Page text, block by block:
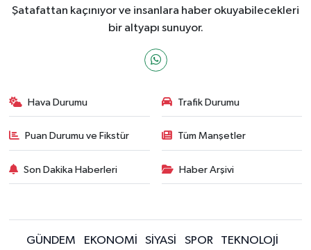
Şatafattan kaçınıyor ve insanlara haber okuyabilecekleri
bir altyapı sunuyor.
Hava Durumu Trafik Durumu
Puan Durumu ve Fikstür Tüm Manşetler
Son Dakika Haberleri Haber Arşivi
GÜNDEM EKONOMİ SİYASİ SPOR TEKNOLOJİ